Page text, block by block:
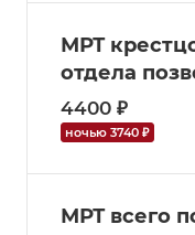
МРТ
отдела
4400 ₽
ночью 3740 ₽
МРТ всего